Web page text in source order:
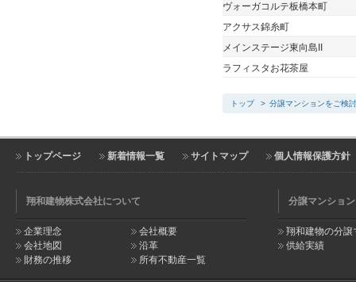
ヴォーガコルテ板橋本町
アクサス錦糸町
メインステージ東向島II
ラフィスタお花茶屋
トップ > 分譲マンションをご検
トップページ 新着情報一覧 サイトマップ 個人情報保護方針
翔和建物株式会社について
企業理念
会社地図
財務の推移
会社概要
沿革
所有不動産一覧
分譲マンショ
翔和建物の分譲
供給実績